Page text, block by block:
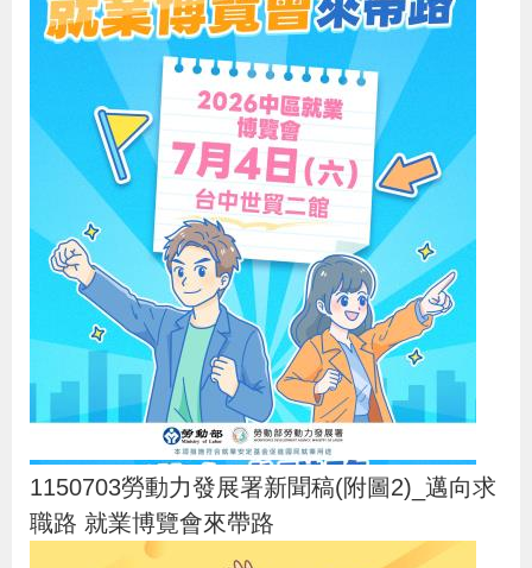
1150703勞動力發展署新聞稿(附圖2)_邁向求
職路 就業博覽會來帶路